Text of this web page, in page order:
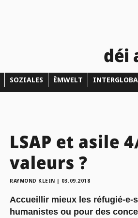
déi
SOZIALES ËMWELT
LSAP et asile
valeurs ?
RAYMOND KLEIN | 03.09.2018
Accueillir mieux les réfugié-e-
humanistes ou pour des